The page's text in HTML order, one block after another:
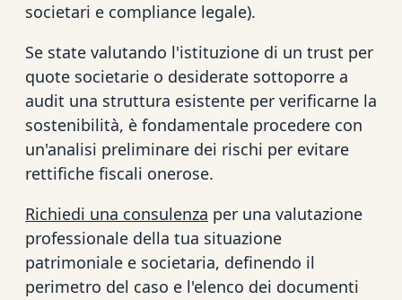
societari e compliance legale).
Se state valutando l'istituzione di un trust per
quote societarie o desiderate sottoporre a
audit una struttura esistente per verificarne la
sostenibilità, è fondamentale procedere con
un'analisi preliminare dei rischi per evitare
rettifiche fiscali onerose.
Richiedi una consulenza per una valutazione
professionale della tua situazione
patrimoniale e societaria, definendo il
perimetro del caso e l'elenco dei documenti